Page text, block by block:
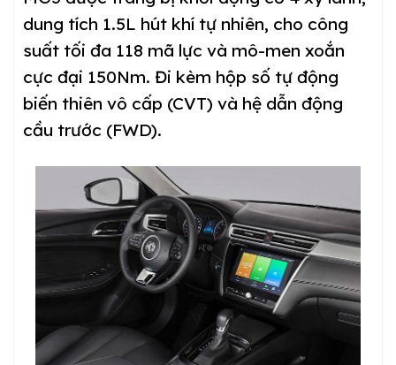
dung tích 1.5L hút khí tự nhiên, cho công
suất tối đa 118 mã lực và mô-men xoắn
cực đại 150Nm. Đi kèm hộp số tự động
biến thiên vô cấp (CVT) và hệ dẫn động
cầu trước (FWD).